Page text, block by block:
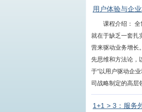
用户体验与企
课程介绍：
就在于缺乏一套扎
营来驱动业务增长
先思维和方法论，
于“以用户驱动企
司战略制定的高层
1+1 > 3：服务